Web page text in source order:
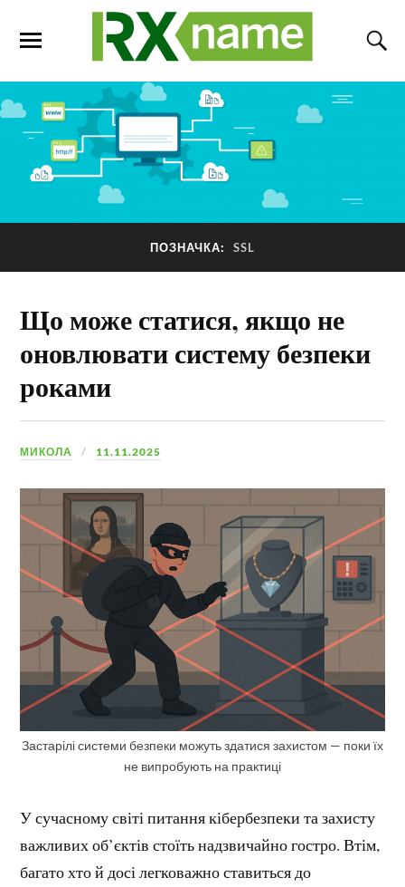
ПОЗНАЧКА: SSL
Що може статися, якщо не
оновлювати систему безпеки
роками
МИКОЛА 11.11.2025
Застарілі системи безпеки можуть здатися захистом — поки їх
не випробують на практиці
У сучасному світі питання кібербезпеки та захисту
важливих об’єктів стоїть надзвичайно гостро. Втім,
багато хто й досі легковажно ставиться до